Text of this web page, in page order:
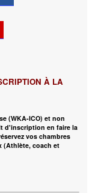
À LA
(WKA-ICO) et non
d'inscription en faire la
vos chambres
(Athlète, coach et